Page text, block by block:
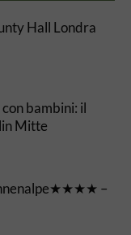
Hall Londra
bambini: il
Mitte
–